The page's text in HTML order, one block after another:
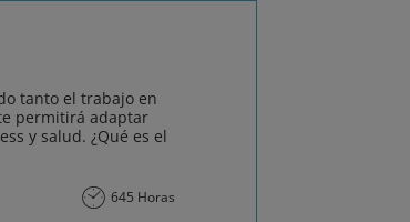
tanto el trabajo en
permitirá adaptar
y salud. ¿Qué es el
645 Horas